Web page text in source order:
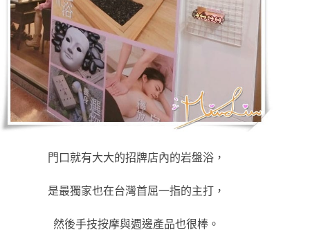
門口就有大大的招牌店內的岩盤浴，
是最獨家也在台灣首屈一指的主打，
然後手技按摩與週邊產品也很棒。